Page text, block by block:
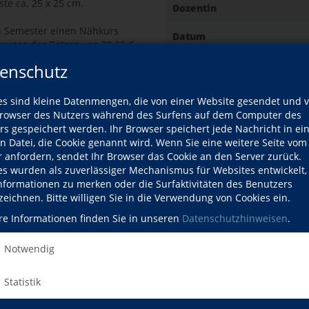
sind kleine Datenmengen, die von einer Website gesendet und
des Nutzers während des Surfens auf dem Computer des
gespeichert werden. Ihr Browser speichert jede Nachricht in
Datei, die Cookie genannt wird. Wenn Sie eine weitere Seite vom
anfordern, sendet Ihr Browser das Cookie an den Server zurück.
wurden als zuverlässiger Mechanismus für Websites
zu merken oder die Surfaktivitäten des Benutzers
Bitte willigen Sie in die Verwendung von Cookies ein.
Informationen finden Sie in unseren Datenschutzhinweisen.
Notwendig
Statistik
Dozentin
Datum
Ort
Hier
ca. 25 x 25 cm.
einen Nähkurs
der Betrag von 20,00 €
an unseren Service-Point.
über 20 Jahre ihr eigenes